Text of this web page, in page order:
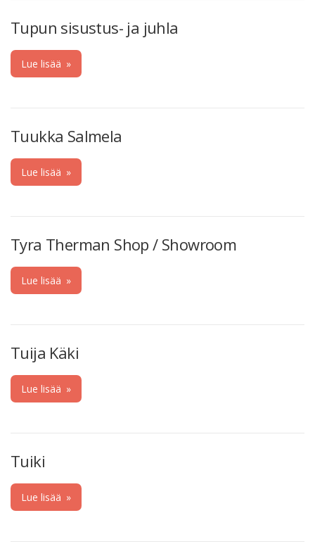
Tupun sisustus- ja juhla
Lue lisää »
Tuukka Salmela
Lue lisää »
Tyra Therman Shop / Showroom
Lue lisää »
Tuija Käki
Lue lisää »
Tuiki
Lue lisää »